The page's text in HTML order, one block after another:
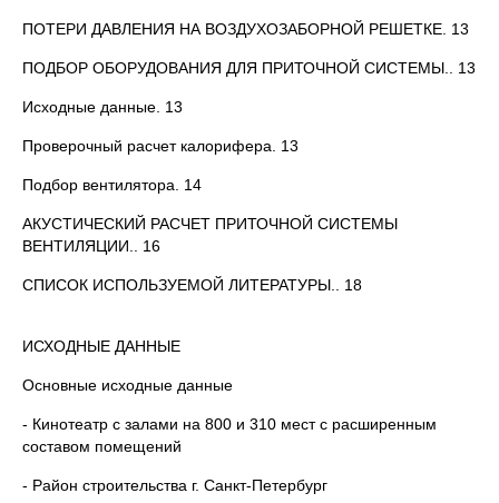
ПОТЕРИ ДАВЛЕНИЯ НА ВОЗДУХОЗАБОРНОЙ РЕШЕТКЕ. 13
ПОДБОР ОБОРУДОВАНИЯ ДЛЯ ПРИТОЧНОЙ СИСТЕМЫ.. 13
Исходные данные. 13
Проверочный расчет калорифера. 13
Подбор вентилятора. 14
АКУСТИЧЕСКИЙ РАСЧЕТ ПРИТОЧНОЙ СИСТЕМЫ
ВЕНТИЛЯЦИИ.. 16
СПИСОК ИСПОЛЬЗУЕМОЙ ЛИТЕРАТУРЫ.. 18
ИСХОДНЫЕ ДАННЫЕ
Основные исходные данные
- Кинотеатр с залами на 800 и 310 мест с расширенным
составом помещений
- Район строительства г. Санкт-Петербург